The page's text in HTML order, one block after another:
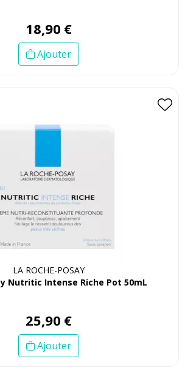
18,90 €
Ajouter
LA ROCHE-POSAY
Nutritic Intense Riche Pot 50mL
25,90 €
Ajouter